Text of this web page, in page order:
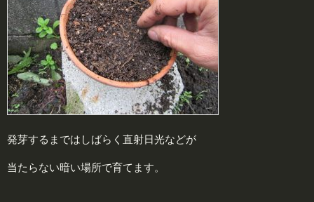
発芽するまではしばらく直射日光などが
当たらない暗い場所で育てます。